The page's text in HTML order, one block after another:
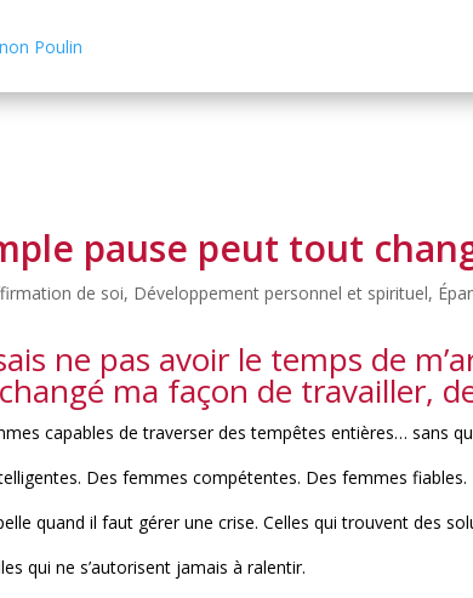
pause peut tout
de soi, Développement personnel et spirituel,
ne pas avoir le temps de
ma façon de travailler,
capables de traverser des tempêtes entières… sans
Des femmes compétentes. Des femmes fiables.
quand il faut gérer une crise. Celles qui trouvent des
qui ne s’autorisent jamais à ralentir.